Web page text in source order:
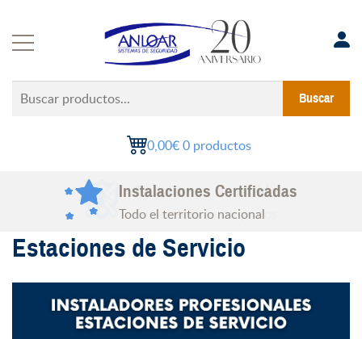
contenido
Buscar
productos...
Buscar
0,00€0 productos
Instalaciones Certificadas
Todo el territorio nacional
Estaciones de Servicio